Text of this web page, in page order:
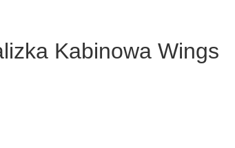
Kabinowa Wings